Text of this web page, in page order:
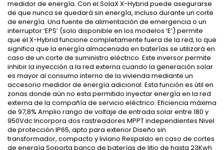
medidor de energía. Con el SolaX X-Hybrid puede asegurarse
de que nunca se quedará sin energía, incluso durante un corte
de energía. Una fuente de alimentación de emergencia o un
interruptor ‘EPS’ (solo disponible en los modelos ‘E’) permite
que el X-Hybrid funcione completamente fuera de la red, lo que
significa que la energía almacenada en baterías se utilizará en
caso de un corte de suministro eléctrico. Este inversor permite
inhibir la inyección a la red externa cuando la generación solar
es mayor al consumo interno de la vivienda mediante un
accesorio medidor de energía adicional. Esta función es útil en
zonas donde aún no esta permitido inyectar energía en la red
externa de la compañía de servicio eléctrico. Eficiencia máxima
de 97,8% Amplio rango de voltaje de entrada solar entre 180 y
950Vdc Incorpora dos rastreadores MPPT independientes Nivel
de protección IP65, apto para exterior Diseño sin
transformador, compacto y liviano Respaldo en caso de cortes
de energía Soporta banco de baterías de litio de hasta 23Kwh